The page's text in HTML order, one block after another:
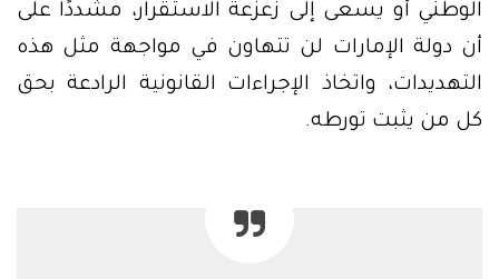
الوطني أو يسعى إلى زعزعة الاستقرار، مشددًا على
أن دولة الإمارات لن تتهاون في مواجهة مثل هذه
التهديدات، واتخاذ الإجراءات القانونية الرادعة بحق
كل من يثبت تورطه.